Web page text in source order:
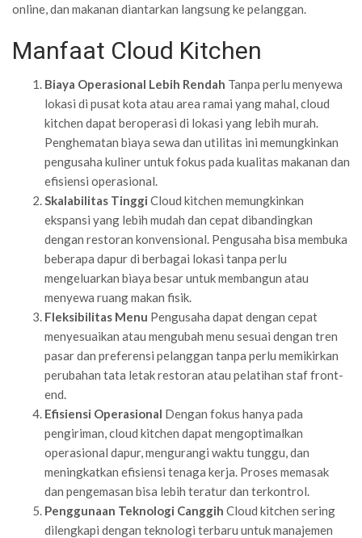
online, dan makanan diantarkan langsung ke pelanggan.
Manfaat Cloud Kitchen
Biaya Operasional Lebih Rendah Tanpa perlu menyewa
lokasi di pusat kota atau area ramai yang mahal, cloud
kitchen dapat beroperasi di lokasi yang lebih murah.
Penghematan biaya sewa dan utilitas ini memungkinkan
pengusaha kuliner untuk fokus pada kualitas makanan dan
efisiensi operasional.
Skalabilitas Tinggi Cloud kitchen memungkinkan
ekspansi yang lebih mudah dan cepat dibandingkan
dengan restoran konvensional. Pengusaha bisa membuka
beberapa dapur di berbagai lokasi tanpa perlu
mengeluarkan biaya besar untuk membangun atau
menyewa ruang makan fisik.
Fleksibilitas Menu Pengusaha dapat dengan cepat
menyesuaikan atau mengubah menu sesuai dengan tren
pasar dan preferensi pelanggan tanpa perlu memikirkan
perubahan tata letak restoran atau pelatihan staf front-
end.
Efisiensi Operasional Dengan fokus hanya pada
pengiriman, cloud kitchen dapat mengoptimalkan
operasional dapur, mengurangi waktu tunggu, dan
meningkatkan efisiensi tenaga kerja. Proses memasak
dan pengemasan bisa lebih teratur dan terkontrol.
Penggunaan Teknologi Canggih Cloud kitchen sering
dilengkapi dengan teknologi terbaru untuk manajemen